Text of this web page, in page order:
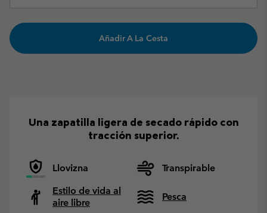
Añadir A La Cesta
Una zapatilla ligera de secado rápido con
tracción superior.
Llovizna
Transpirable
Estilo de vida al
aire libre
Pesca